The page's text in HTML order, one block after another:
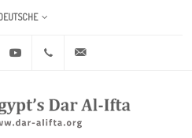
Twitter Youtube +20 2 25970400